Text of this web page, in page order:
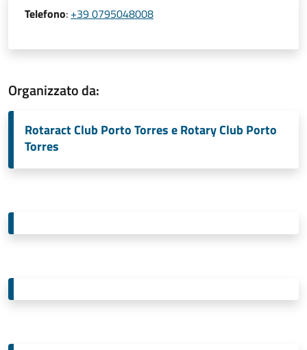
Telefono: +39 0795048008
Organizzato da:
Rotaract Club Porto Torres e Rotary Club Porto
Torres